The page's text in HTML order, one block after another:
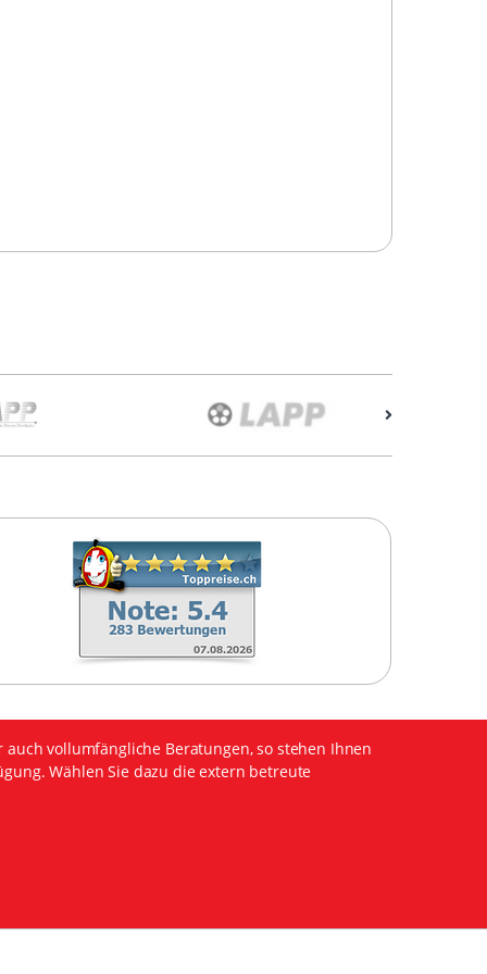
vollumfängliche Beratungen, so stehen Ihnen
Wählen Sie dazu die extern betreute